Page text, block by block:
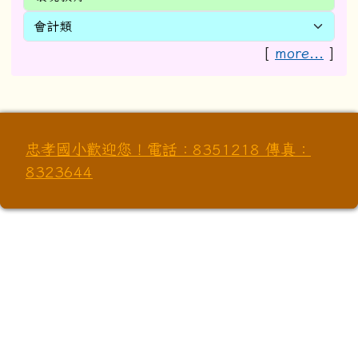
[ more... ]
忠孝國小歡迎您！電話：8351218 傳真：
8323644